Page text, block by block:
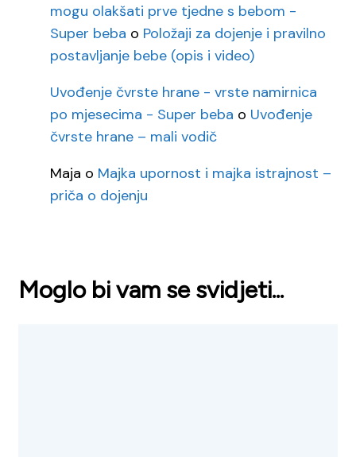
mogu olakšati prve tjedne s bebom -
Super beba o Položaji za dojenje i pravilno
postavljanje bebe (opis i video)
Uvođenje čvrste hrane - vrste namirnica
po mjesecima - Super beba o Uvođenje
čvrste hrane – mali vodič
Maja o Majka upornost i majka istrajnost –
priča o dojenju
Moglo bi vam se svidjeti...